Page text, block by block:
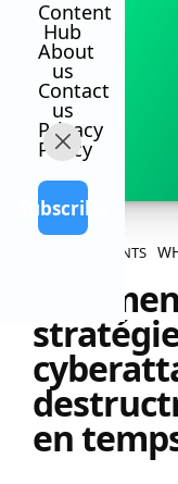
Content
Hub
About
us
Contact
us
Privacy
Policy
Subscribe
ALL CONTENTS
en